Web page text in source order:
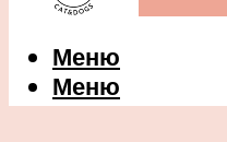
Меню
Меню